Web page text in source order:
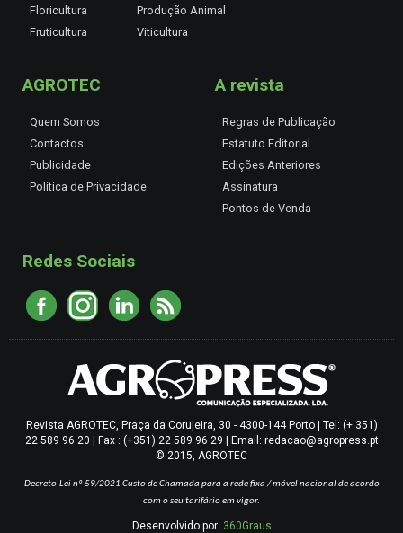
Floricultura
Fruticultura
Produção Animal
Viticultura
AGROTEC
Quem Somos
Contactos
Publicidade
Política de Privacidade
A revista
Regras de Publicação
Estatuto Editorial
Edições Anteriores
Assinatura
Pontos de Venda
Redes Sociais
Revista AGROTEC, Praça da Corujeira, 30 - 4300-144 Porto | Tel: (+ 351)
22 589 96 20 | Fax : (+351) 22 589 96 29 | Email: redacao@agropress.pt
© 2015, AGROTEC
Decreto-Lei nº 59/2021 Custo de Chamada para a rede fixa / móvel nacional de acordo
com o seu tarifário em vigor.
Desenvolvido por: 360Graus